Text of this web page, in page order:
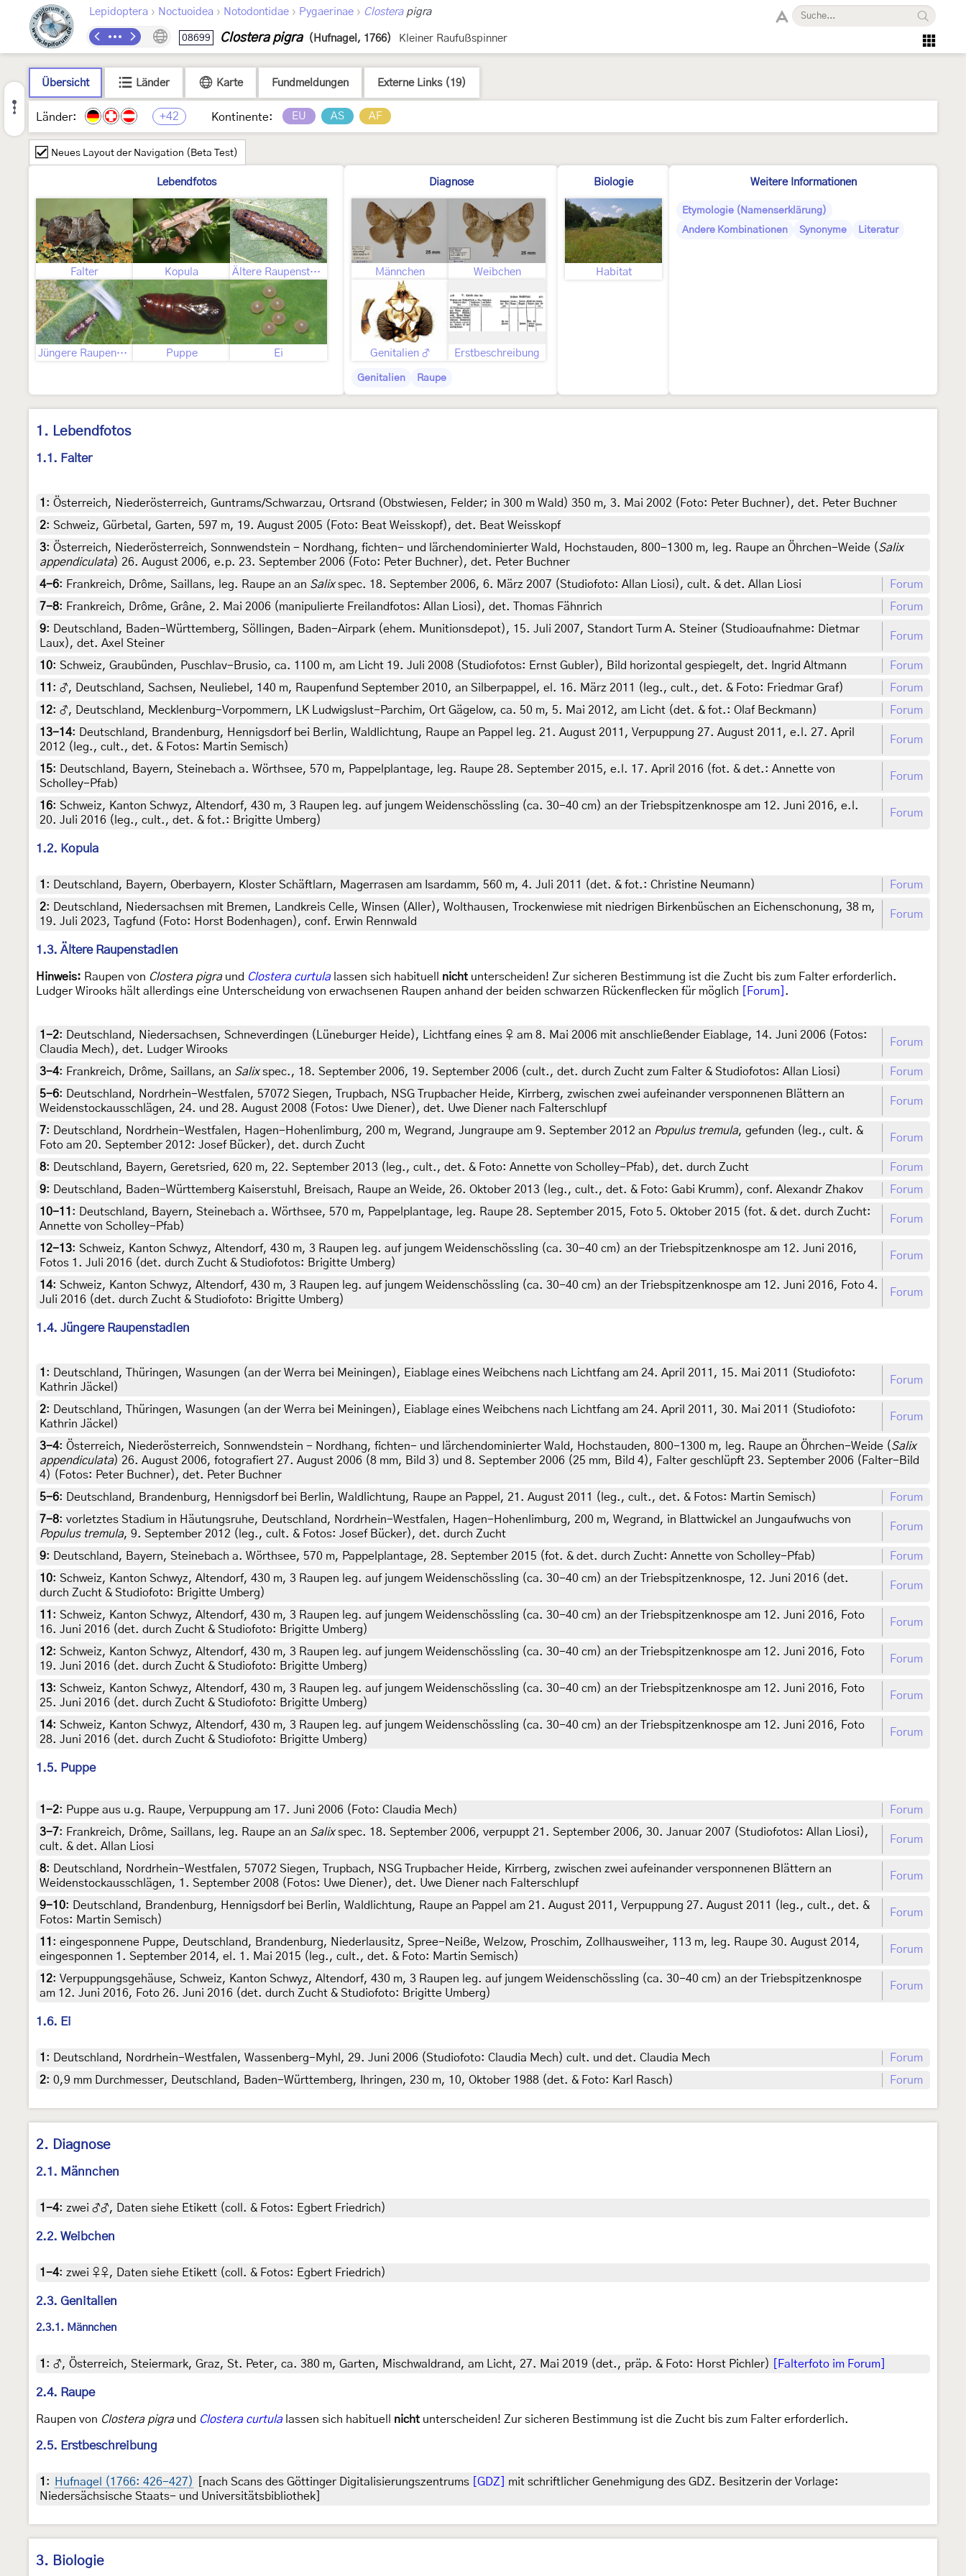
Lepidoptera › Noctuoidea › Notodontidae › Pygaerinae › Closterapigra
08699 Clostera pigra (Hufnagel, 1766) Kleiner Raufußspinner
Übersicht Länder Karte Fundmeldungen Externe Links (19)
Länder: +42 Kontinente: EU AS AF
Neues Layout der Navigation (Beta Test)
Lebendfotos
Falter Kopula Ältere Raupenstadien
Jüngere Raupenstadien Puppe Ei
Diagnose
Männchen Weibchen
Genitalien ♂ Erstbeschreibung
Genitalien Raupe
Biologie
Habitat
Weitere Informationen
Etymologie (Namenserklärung)
Andere Kombinationen
Synonyme Literatur
1. Lebendfotos
1.1. Falter
1 : Österreich, Niederösterreich, Guntrams/Schwarzau, Ortsrand (Obstwiesen, Felder; in 300 m Wald) 350 m, 3. Mai 2002 (Foto: Peter Buchner), det. Peter Buchner
2: Schweiz, Gürbetal, Garten, 597 m, 19. August 2005 (Foto: Beat Weisskopf), det. Beat Weisskopf
3: Österreich, Niederösterreich, Sonnwendstein - Nordhang, fichten- und lärchendominierter Wald, Hochstauden, 800-1300 m, leg. Raupe an Öhrchen-Weide (Salix
appendiculata) 26. August 2006, e.p. 23. September 2006 (Foto: Peter Buchner), det. Peter Buchner
4-6: Frankreich, Drôme, Saillans, leg. Raupe an an Salixspec. 18. September 2006, 6. März 2007 (Studiofoto: Allan Liosi), cult. & det. Allan Liosi
Forum
7-8: Frankreich, Drôme, Grâne, 2. Mai 2006 (manipulierte Freilandfotos: Allan Liosi), det. Thomas Fähnrich
Forum
9:
Deutschland, Baden-Württemberg, Söllingen, Baden-Airpark (ehem. Munitionsdepot), 15. Juli 2007, Standort Turm A. Steiner (Studioaufnahme: Dietmar
Laux), det. Axel Steiner
Forum
10: Schweiz, Graubünden, Puschlav-Brusio, ca. 1100 m, am Licht 19. Juli 2008 (Studiofotos: Ernst Gubler), Bild horizontal gespiegelt, det. Ingrid Altmann
Forum
11 : ♂, Deutschland, Sachsen, Neuliebel, 140 m, Raupenfund September 2010, an Silberpappel, el. 16. März 2011 (leg., cult., det. & Foto: Friedmar Graf)
Forum
12: ♂, Deutschland, Mecklenburg-Vorpommern, LK Ludwigslust-Parchim, Ort Gägelow, ca. 50 m, 5. Mai 2012, am Licht (det. & fot.: Olaf Beckmann)
Forum
13-14:
Deutschland, Brandenburg, Hennigsdorf bei Berlin, Waldlichtung, Raupe an Pappel leg. 21. August 2011, Verpuppung 27. August 2011, e.l. 27. April
2012 (leg., cult., det. & Fotos: Martin Semisch)
Forum
15:
Deutschland, Bayern, Steinebach a. Wörthsee, 570 m, Pappelplantage, leg. Raupe 28. September 2015, e.l. 17. April 2016 (fot. & det.: Annette von
Scholley-Pfab)
Forum
16: Schweiz, Kanton Schwyz, Altendorf, 430 m, 3 Raupen leg. auf jungem Weidenschössling (ca. 30-40 cm) an der Triebspitzenknospe am 12. Juni 2016, e.l.
20. Juli 2016 (leg., cult., det. & fot.: Brigitte Umberg)
Forum
1.2. Kopula
1 : Deutschland, Bayern, Oberbayern, Kloster Schäftlarn, Magerrasen am Isardamm, 560 m, 4. Juli 2011 (det. & fot.: Christine Neumann)
Forum
2:
Deutschland, Niedersachsen mit Bremen, Landkreis Celle, Winsen (Aller), Wolthausen, Trockenwiese mit niedrigen Birkenbüschen an Eichenschonung, 38 m,
19. Juli 2023, Tagfund (Foto: Horst Bodenhagen), conf. Erwin Rennwald
Forum
1.3. Ältere Raupenstadien
Hinweis: Raupen von Clostera pigraund Clostera curtulalassen sich habituell nicht unterscheiden! Zur sicheren Bestimmung ist die Zucht bis zum Falter erforderlich.
Ludger Wirooks hält allerdings eine Unterscheidung von erwachsenen Raupen anhand der beiden schwarzen Rückenflecken für möglich
[Forum] .
1-2: Deutschland, Niedersachsen, Schneverdingen (Lüneburger Heide), Lichtfang eines ♀ am 8. Mai 2006 mit anschließender Eiablage, 14. Juni 2006 (Fotos:
Claudia Mech), det. Ludger Wirooks
Forum
3-4: Frankreich, Drôme, Saillans, an Salixspec., 18. September 2006, 19. September 2006 (cult., det. durch Zucht zum Falter & Studiofotos: Allan Liosi)
Forum
5-6: Deutschland, Nordrhein-Westfalen, 57072 Siegen, Trupbach, NSG Trupbacher Heide, Kirrberg, zwischen zwei aufeinander versponnenen Blättern an
Weidenstockausschlägen, 24. und 28. August 2008 (Fotos: Uwe Diener), det. Uwe Diener nach Falterschlupf
Forum
7: Deutschland, Nordrhein-Westfalen, Hagen-Hohenlimburg, 200 m, Wegrand, Jungraupe am 9. September 2012 an Populus tremula, gefunden (leg., cult. &
Foto am 20. September 2012: Josef Bücker), det. durch Zucht
Forum
8: Deutschland, Bayern, Geretsried, 620 m, 22. September 2013 (leg., cult., det. & Foto: Annette von Scholley-Pfab), det. durch Zucht
Forum
9: Deutschland, Baden-Württemberg Kaiserstuhl, Breisach, Raupe an Weide, 26. Oktober 2013 (leg., cult., det. & Foto: Gabi Krumm), conf. Alexandr Zhakov
Forum
10-11 : Deutschland, Bayern, Steinebach a. Wörthsee, 570 m, Pappelplantage, leg. Raupe 28. September 2015, Foto 5. Oktober 2015 (fot. & det. durch Zucht:
Annette von Scholley-Pfab)
Forum
12-13: Schweiz, Kanton Schwyz, Altendorf, 430 m, 3 Raupen leg. auf jungem Weidenschössling (ca. 30-40 cm) an der Triebspitzenknospe am 12. Juni 2016,
Fotos 1. Juli 2016 (det. durch Zucht & Studiofotos: Brigitte Umberg)
Forum
14: Schweiz, Kanton Schwyz, Altendorf, 430 m, 3 Raupen leg. auf jungem Weidenschössling (ca. 30-40 cm) an der Triebspitzenknospe am 12. Juni 2016, Foto 4.
Juli 2016 (det. durch Zucht & Studiofoto: Brigitte Umberg)
Forum
1.4. Jüngere Raupenstadien
1 : Deutschland, Thüringen, Wasungen (an der Werra bei Meiningen), Eiablage eines Weibchens nach Lichtfang am 24. April 2011, 15. Mai 2011 (Studiofoto:
Kathrin Jäckel)
Forum
2: Deutschland, Thüringen, Wasungen (an der Werra bei Meiningen), Eiablage eines Weibchens nach Lichtfang am 24. April 2011, 30. Mai 2011 (Studiofoto:
Kathrin Jäckel)
Forum
3-4: Österreich, Niederösterreich, Sonnwendstein - Nordhang, fichten- und lärchendominierter Wald, Hochstauden, 800-1300 m, leg. Raupe an Öhrchen-Weide (Salix
appendiculata) 26. August 2006, fotografiert 27. August 2006 (8 mm, Bild 3) und 8. September 2006 (25 mm, Bild 4), Falter geschlüpft 23. September 2006 (Falter-Bild
4) (Fotos: Peter Buchner), det. Peter Buchner
5-6: Deutschland, Brandenburg, Hennigsdorf bei Berlin, Waldlichtung, Raupe an Pappel, 21. August 2011 (leg., cult., det. & Fotos: Martin Semisch)
Forum
7-8: vorletztes Stadium in Häutungsruhe, Deutschland, Nordrhein-Westfalen, Hagen-Hohenlimburg, 200 m, Wegrand, in Blattwickel an Jungaufwuchs von
Populus tremula, 9. September 2012 (leg., cult. & Fotos: Josef Bücker), det. durch Zucht
Forum
9: Deutschland, Bayern, Steinebach a. Wörthsee, 570 m, Pappelplantage, 28. September 2015 (fot. & det. durch Zucht: Annette von Scholley-Pfab)
Forum
10: Schweiz, Kanton Schwyz, Altendorf, 430 m, 3 Raupen leg. auf jungem Weidenschössling (ca. 30-40 cm) an der Triebspitzenknospe, 12. Juni 2016 (det.
durch Zucht & Studiofoto: Brigitte Umberg)
Forum
11 : Schweiz, Kanton Schwyz, Altendorf, 430 m, 3 Raupen leg. auf jungem Weidenschössling (ca. 30-40 cm) an der Triebspitzenknospe am 12. Juni 2016, Foto
16. Juni 2016 (det. durch Zucht & Studiofoto: Brigitte Umberg)
Forum
12: Schweiz, Kanton Schwyz, Altendorf, 430 m, 3 Raupen leg. auf jungem Weidenschössling (ca. 30-40 cm) an der Triebspitzenknospe am 12. Juni 2016, Foto
19. Juni 2016 (det. durch Zucht & Studiofoto: Brigitte Umberg)
Forum
13: Schweiz, Kanton Schwyz, Altendorf, 430 m, 3 Raupen leg. auf jungem Weidenschössling (ca. 30-40 cm) an der Triebspitzenknospe am 12. Juni 2016, Foto
25. Juni 2016 (det. durch Zucht & Studiofoto: Brigitte Umberg)
Forum
14: Schweiz, Kanton Schwyz, Altendorf, 430 m, 3 Raupen leg. auf jungem Weidenschössling (ca. 30-40 cm) an der Triebspitzenknospe am 12. Juni 2016, Foto
28. Juni 2016 (det. durch Zucht & Studiofoto: Brigitte Umberg)
Forum
1.5. Puppe
1-2: Puppe aus u.g. Raupe, Verpuppung am 17. Juni 2006 (Foto: Claudia Mech)
Forum
3-7: Frankreich, Drôme, Saillans, leg. Raupe an an Salixspec. 18. September 2006, verpuppt 21. September 2006, 30. Januar 2007 (Studiofotos: Allan Liosi),
cult. & det. Allan Liosi
Forum
8: Deutschland, Nordrhein-Westfalen, 57072 Siegen, Trupbach, NSG Trupbacher Heide, Kirrberg, zwischen zwei aufeinander versponnenen Blättern an
Weidenstockausschlägen, 1. September 2008 (Fotos: Uwe Diener), det. Uwe Diener nach Falterschlupf
Forum
9-10: Deutschland, Brandenburg, Hennigsdorf bei Berlin, Waldlichtung, Raupe an Pappel am 21. August 2011, Verpuppung 27. August 2011 (leg., cult., det. &
Fotos: Martin Semisch)
Forum
11 : eingesponnene Puppe, Deutschland, Brandenburg, Niederlausitz, Spree-Neiße, Welzow, Proschim, Zollhausweiher, 113 m, leg. Raupe 30. August 2014,
eingesponnen 1. September 2014, el. 1. Mai 2015 (leg., cult., det. & Foto: Martin Semisch)
Forum
12: Verpuppungsgehäuse, Schweiz, Kanton Schwyz, Altendorf, 430 m, 3 Raupen leg. auf jungem Weidenschössling (ca. 30-40 cm) an der Triebspitzenknospe
am 12. Juni 2016, Foto 26. Juni 2016 (det. durch Zucht & Studiofoto: Brigitte Umberg)
Forum
1.6. Ei
1 : Deutschland, Nordrhein-Westfalen, Wassenberg-Myhl, 29. Juni 2006 (Studiofoto: Claudia Mech) cult. und det. Claudia Mech
Forum
2: 0,9 mm Durchmesser, Deutschland, Baden-Württemberg, Ihringen, 230 m, 10, Oktober 1988 (det. & Foto: Karl Rasch) Forum
2. Diagnose
2.1. Männchen
1-4: zwei ♂♂, Daten siehe Etikett (coll. & Fotos: Egbert Friedrich)
2.2. Weibchen
1-4: zwei ♀♀, Daten siehe Etikett (coll. & Fotos: Egbert Friedrich)
2.3. Genitalien
2.3.1. Männchen
1 : ♂, Österreich, Steiermark, Graz, St. Peter, ca. 380 m, Garten, Mischwaldrand, am Licht, 27. Mai 2019 (det., präp. & Foto: Horst Pichler) [Falterfoto im Forum]
2.4. Raupe
Raupen von Clostera pigraund Clostera curtulalassen sich habituell nicht unterscheiden! Zur sicheren Bestimmung ist die Zucht bis zum Falter erforderlich.
2.5. Erstbeschreibung
1 : Hufnagel (1766: 426-427) [nach Scans des Göttinger Digitalisierungszentrums [GDZ]
mit schriftlicher Genehmigung des GDZ. Besitzerin der Vorlage:
Niedersächsische Staats- und Universitätsbibliothek]
3. Biologie